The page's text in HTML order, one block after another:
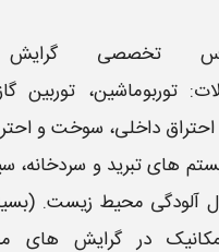
تخصصی
توربوماشین، توربین
داخلی، سوخت و
های تبرید و سردخانه،
آلودگی محیط زیست.
درگرایش های